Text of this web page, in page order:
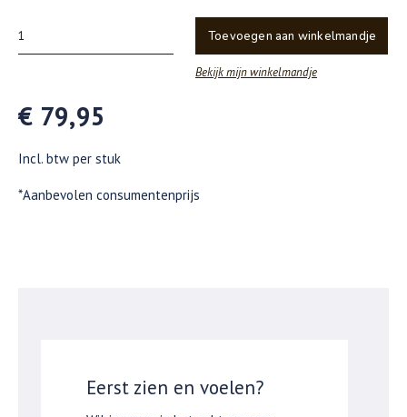
Toevoegen aan winkelmandje
Bekijk mijn winkelmandje
€ 79,95
Incl. btw per stuk
*Aanbevolen consumentenprijs
Eerst zien en voelen?